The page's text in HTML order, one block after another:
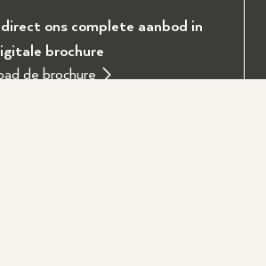
ons complete aanbod in
brochure
de brochure